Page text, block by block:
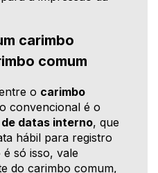
carimbo
comum
o carimbo
convencional é o
datas interno, que
hábil para registro
só isso, vale
do carimbo comum,